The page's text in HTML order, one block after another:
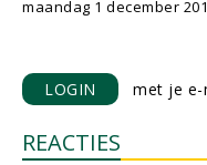
maandag 1 december
LOGIN met je e-
REACTIES